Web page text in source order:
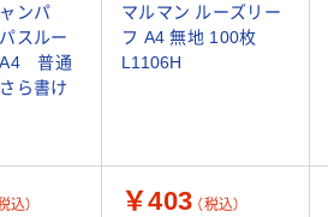
ンパ
スルー
普通
ら書け
マルマン ルーズリー
フ A4 無地 100枚
L1106H
込） ￥403 （税込）